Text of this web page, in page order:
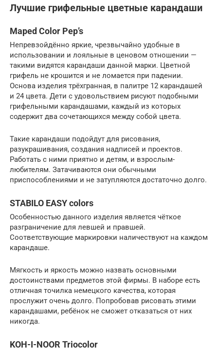
Лучшие грифельные цветные карандаши
Maped Color Pep’s
Непревзойдённо яркие, чрезвычайно удобные в
использовании и лояльные в ценовом отношении —
такими видятся карандаши данной марки. Цветной
грифель не крошится и не ломается при падении.
Основа изделия трёхгранная, в палитре 12 карандашей
и 24 цвета. Дети с удовольствием рисуют подобными
грифельными карандашами, каждый из которых
содержит два сочетающихся между собой цвета.
Такие карандаши подойдут для рисования,
разукрашивания, создания надписей и проектов.
Работать с ними приятно и детям, и взрослым-
любителям. Затачиваются они обычными
приспособлениями и не затупляются достаточно долго.
STABILO EASY colors
Особенностью данного изделия является чёткое
разграничение для левшей и правшей.
Соответствующие маркировки наличествуют на каждом
карандаше.
Мягкость и яркость можно назвать основными
достоинствами предметов этой фирмы. В наборе есть
отличная точилка немецкого качества, которая
прослужит очень долго. Попробовав рисовать этими
карандашами, ребёнок не сможет отказаться от них
никогда.
KOH-I-NOOR Triocolor